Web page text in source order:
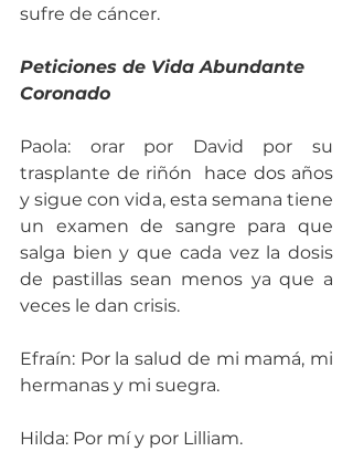
sufre de cáncer.
Peticiones de Vida Abundante
Coronado
Paola: orar por David por su
trasplante de riñón  hace dos años
y sigue con vida, esta semana tiene
un examen de sangre para que
salga bien y que cada vez la dosis
de pastillas sean menos ya que a
veces le dan crisis.
Efraín: Por la salud de mi mamá, mi
hermanas y mi suegra.
Hilda: Por mí y por Lilliam.